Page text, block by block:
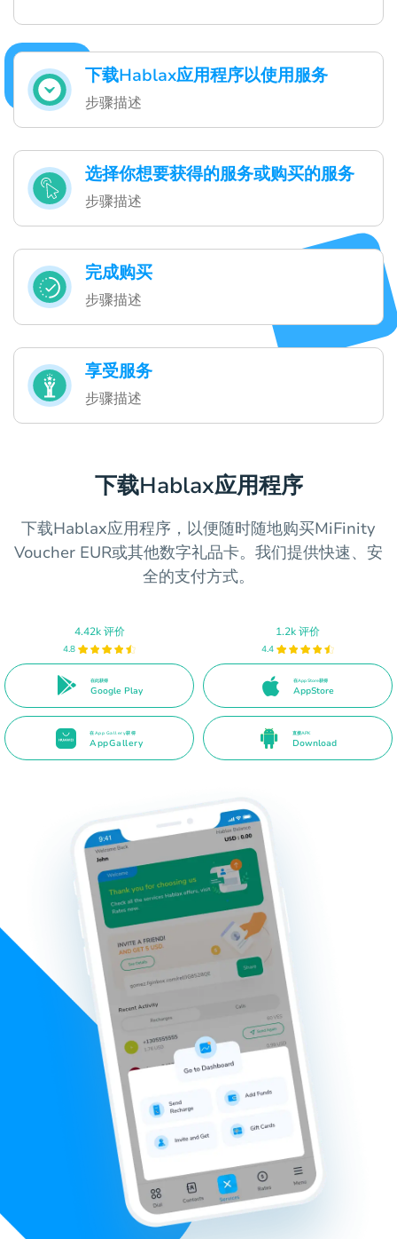
下载Hablax应用程序以使用服务
步骤描述
选择你想要获得的服务或购买的服务
步骤描述
完成购买
步骤描述
享受服务
步骤描述
下载Hablax应用程序
下载Hablax应用程序，以便随时随地购买MiFinity
Voucher EUR或其他数字礼品卡。我们提供快速、安
全的支付方式。
4.42k 评价
4.8
在此获得
Google Play
1.2k 评价
4.4
在App Store获得
AppStore
在App Gallery获得
AppGallery
直接APK
Download